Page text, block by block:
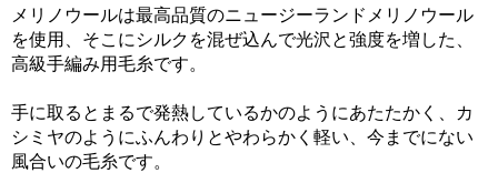
メリノウールは最高品質のニュージーランドメリノウール
を使用、そこにシルクを混ぜ込んで光沢と強度を増した、
高級手編み用毛糸です。
手に取るとまるで発熱しているかのようにあたたかく、カ
シミヤのようにふんわりとやわらかく軽い、今までにない
風合いの毛糸です。